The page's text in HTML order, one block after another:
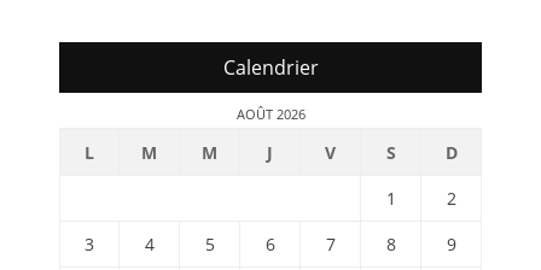
Calendrier
AOÛT 2026
L M M J V S
D
1
2
3
4 5 6 7 8
9